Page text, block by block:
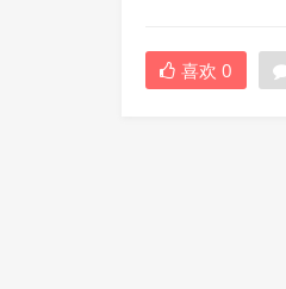
喜欢 0